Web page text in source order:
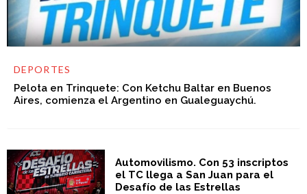
DEPORTES
Pelota en Trinquete: Con Ketchu Baltar en Buenos
Aires, comienza el Argentino en Gualeguaychú.
Automovilismo. Con 53 inscriptos
el TC llega a San Juan para el
Desafío de las Estrellas